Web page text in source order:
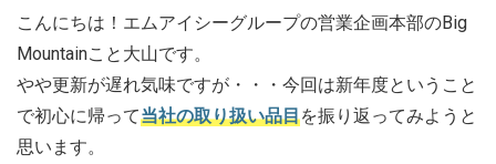
こんにちは！エムアイシーグループの営業企画本部のBig
Mountainこと大山です。
やや更新が遅れ気味ですが・・・今回は新年度ということ
で初心に帰って当社の取り扱い品目を振り返ってみようと
思います。